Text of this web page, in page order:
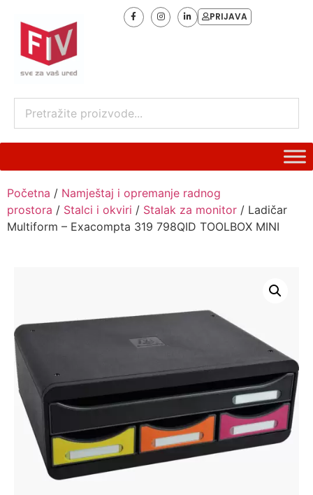
PRIJAVA
Početna / Namještaj i opremanje radnog
prostora / Stalci i okviri / Stalak za monitor / Ladičar
Multiform – Exacompta 319 798QID TOOLBOX MINI